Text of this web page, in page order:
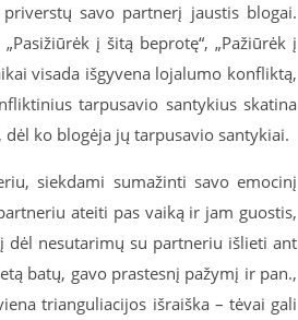
savo partnerį jaustis blogai.
į šitą beprotę“, „Pažiūrėk į
visada išgyvena lojalumo konfliktą,
tarpusavio santykius skatina
ko blogėja jų tarpusavio santykiai.
siekdami sumažinti savo emocinį
ateiti pas vaiką ir jam guostis,
dėl nesutarimų su partneriu išlieti ant
batų, gavo prastesnį pažymį ir pan.,
trianguliacijos išraiška – tėvai gali